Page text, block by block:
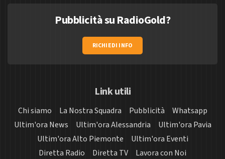
Pubblicità su RadioGold?
RICHIEDI INFO
Link utili
Chi siamo La Nostra Squadra Pubblicità
Whatsapp
Ultim'ora News
Ultim'ora Alessandria
Ultim'ora Pavia
Ultim'ora Alto Piemonte
Ultim'ora Eventi
Diretta Radio
Diretta TV Lavora con Noi